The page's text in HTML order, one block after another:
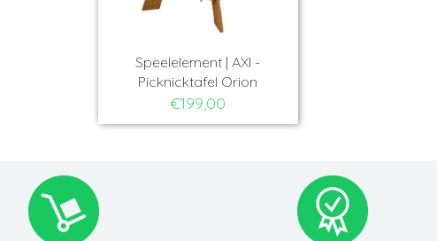
Speelelement | AXI -
Picknicktafel Orion
€199,00